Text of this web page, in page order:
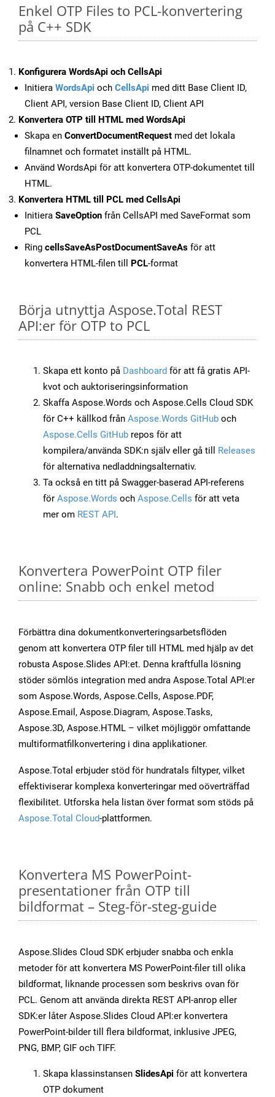
Enkel OTP Files to PCL-konvertering
på C++ SDK
Konfigurera WordsApi och CellsApi
Initiera WordsApi och CellsApi med ditt Base Client ID,
Client API, version Base Client ID, Client API
Konvertera OTP till HTML med WordsApi
Skapa en ConvertDocumentRequest med det lokala
filnamnet och formatet inställt på HTML.
Använd WordsApi för att konvertera OTP-dokumentet till
HTML.
Konvertera HTML till PCL med CellsApi
Initiera SaveOption från CellsAPI med SaveFormat som
PCL
Ring cellsSaveAsPostDocumentSaveAs för att
konvertera HTML-filen till PCL-format
Börja utnyttja Aspose.Total REST
API:er för OTP to PCL
Skapa ett konto på Dashboard för att få gratis API-
kvot och auktoriseringsinformation
Skaffa Aspose.Words och Aspose.Cells Cloud SDK
för C++ källkod från Aspose.Words GitHub och
Aspose.Cells GitHub repos för att
kompilera/använda SDK:n själv eller gå till Releases
för alternativa nedladdningsalternativ.
Ta också en titt på Swagger-baserad API-referens
för Aspose.Words och Aspose.Cells för att veta
mer om REST API.
Konvertera PowerPoint OTP filer
online: Snabb och enkel metod
Förbättra dina dokumentkonverteringsarbetsflöden
genom att konvertera OTP filer till HTML med hjälp av det
robusta Aspose.Slides API:et. Denna kraftfulla lösning
stöder sömlös integration med andra Aspose.Total API:er
som Aspose.Words, Aspose.Cells, Aspose.PDF,
Aspose.Email, Aspose.Diagram, Aspose.Tasks,
Aspose.3D, Aspose.HTML – vilket möjliggör omfattande
multiformatfilkonvertering i dina applikationer.
Aspose.Total erbjuder stöd för hundratals filtyper, vilket
effektiviserar komplexa konverteringar med oöverträffad
flexibilitet. Utforska hela listan över format som stöds på
Aspose.Total Cloud-plattformen.
Konvertera MS PowerPoint-
presentationer från OTP till
bildformat – Steg-för-steg-guide
Aspose.Slides Cloud SDK erbjuder snabba och enkla
metoder för att konvertera MS PowerPoint-filer till olika
bildformat, liknande processen som beskrivs ovan för
PCL. Genom att använda direkta REST API-anrop eller
SDK:er låter Aspose.Slides Cloud API:er konvertera
PowerPoint-bilder till flera bildformat, inklusive JPEG,
PNG, BMP, GIF och TIFF.
Skapa klassinstansen SlidesApi för att konvertera
OTP dokument